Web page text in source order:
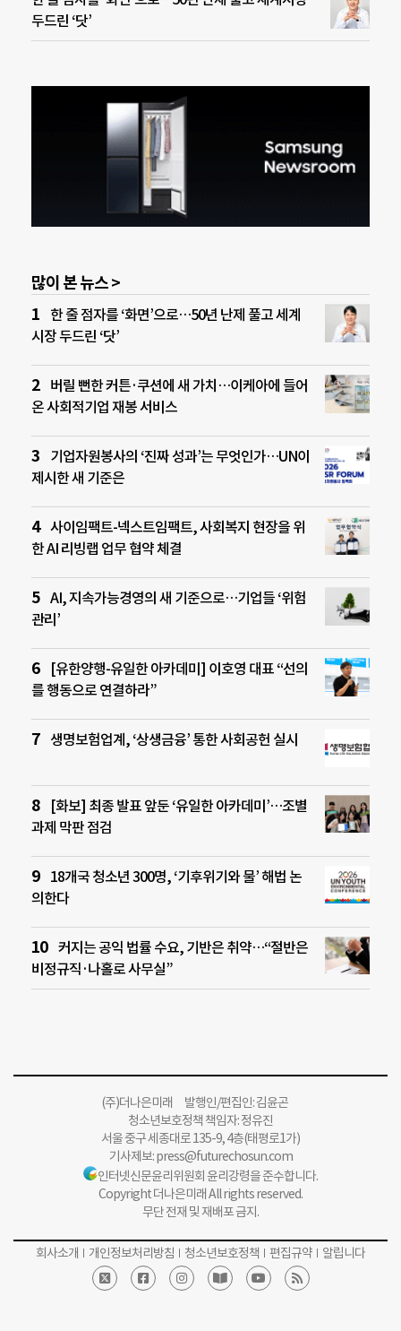
두드린 ‘닷’
많이 본 뉴스 >
한 줄 점자를 ‘화면’으로…50년 난제 풀고 세계
시장 두드린 ‘닷’
버릴 뻔한 커튼·쿠션에 새 가치…이케아에 들어
온 사회적기업 재봉 서비스
기업자원봉사의 ‘진짜 성과’는 무엇인가…UN이
제시한 새 기준은
사이임팩트-넥스트임팩트, 사회복지 현장을 위
한 AI 리빙랩 업무 협약 체결
AI, 지속가능경영의 새 기준으로…기업들 ‘위험
관리’
[유한양행-유일한 아카데미] 이호영 대표 “선의
를 행동으로 연결하라”
생명보험업계, ‘상생금융’ 통한 사회공헌 실시
[화보] 최종 발표 앞둔 ‘유일한 아카데미’…조별
과제 막판 점검
18개국 청소년 300명, ‘기후위기와 물’ 해법 논
의한다
커지는 공익 법률 수요, 기반은 취약…“절반은
비정규직·나홀로 사무실”
(주)더나은미래 발행인/편집인: 김윤곤
청소년보호정책 책임자: 정유진
서울 중구 세종대로 135-9, 4층(태평로1가)
기사제보:press@futurechosun.com
인터넷신문윤리위원회 윤리강령을 준수합니다.
Copyright 더나은미래 All rights reserved.
무단 전재 및 재배포 금지.
회사소개 개인정보처리방침 청소년보호정책 편집규약 알립니다